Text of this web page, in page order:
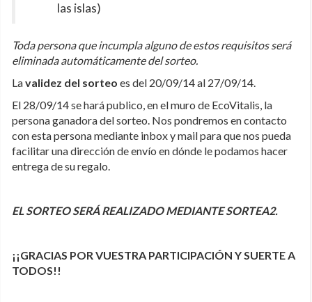
las islas)
Toda persona que incumpla alguno de estos requisitos será
eliminada automáticamente del sorteo.
Lavalidez del sorteo es del 20/09/14 al 27/09/14.
El 28/09/14 se hará publico, en el muro de EcoVitalis, la
persona ganadora del sorteo. Nos pondremos en contacto
con esta persona mediante inbox y mail para que nos pueda
facilitar una dirección de envío en dónde le podamos hacer
entrega de su regalo.
EL SORTEO SERÁ REALIZADO MEDIANTE SORTEA2.
¡¡GRACIAS POR VUESTRA PARTICIPACIÓN Y SUERTE A
TODOS!!